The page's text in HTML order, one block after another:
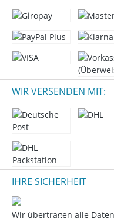
WIR VERSENDEN MIT:
IHRE SICHERHEIT
Wir übertragen alle